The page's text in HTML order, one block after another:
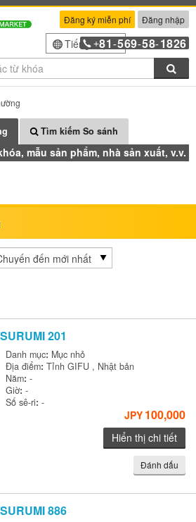
Đăng ký miễn phí Đăng nhập
Tiếng Việt
+81 -569-58-1826
Tìm kiếm So sánh
mẫu sản phẩm, nhà sản xuất, v.v.
trang
xếp theo
201
Danh mục: Mục nhỏ
Địa điểm:Tỉnh GIFU , Nhật bản
Năm:-
Giờ:-
Số sê-ri:-
JPY 100,000
Hiển thị chi tiết
Đánh dấu
886